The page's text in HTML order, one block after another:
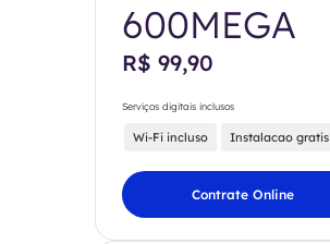
600MEGA
R$ 99,90
Serviços digitais inclusos
Wi-Fi incluso Instalacao gratis
Contrate Online